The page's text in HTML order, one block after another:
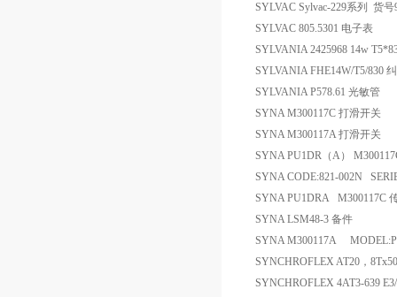
SYLVAC Sylvac-229系列 货号
SYLVAC 805.5301 电子表
SYLVANIA 2425968 14w
SYLVANIA FHE14W/T5/830
SYLVANIA P578.61 光敏管
SYNA M300117C 打滑开关
SYNA M300117A 打滑开关
SYNA PU1DR（A）
SYNA CODE:821-002N
SYNA PU1DRA M300117C
SYNA LSM48-3 备件
SYNA M300117A
SYNCHROFLEX AT20，
SYNCHROFLEX 4AT3-639